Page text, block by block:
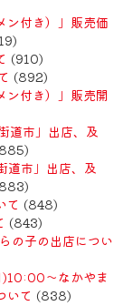
ン付き）」販売価
(910)
(892)
ン付き）」販売開
道市」出店、及
市」出店、及
て (848)
(843)
の子の出店につい
～なかやま
いて (838)